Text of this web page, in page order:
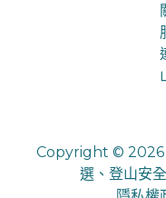
Copyright © 2026
選、登山安